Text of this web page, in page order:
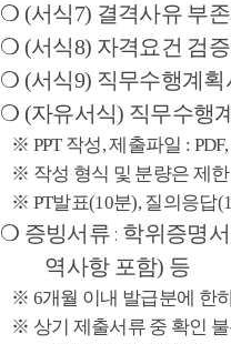
❍ (서식7) 결격사유 부
❍ (서식8) 자격요건 검
❍ (서식9) 직무수행계획
❍ (자유서식) 직무수행
※ PPT 작성,제출파일 :
※ 작성 형식 및 분량은 제
※ PT발표(10분), 질의응답
❍ 증빙서류 : 학위증명서
역사항 포함) 등
※ 6개월 이내 발급분에 한
※ 상기 제출서류 중 확인